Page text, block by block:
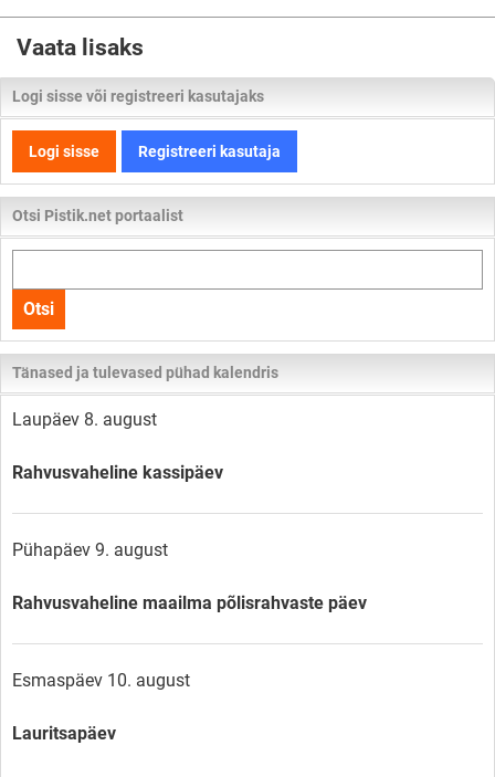
Vaata lisaks
Logi sisse või registreeri kasutajaks
Logi sisse Registreeri kasutaja
Otsi Pistik.net portaalist
kogu
lehelt
Otsi
Tänased ja tulevased pühad kalendris
Laupäev 8. august
Rahvusvaheline kassipäev
Pühapäev 9. august
Rahvusvaheline maailma põlisrahvaste päev
Esmaspäev 10. august
Lauritsapäev